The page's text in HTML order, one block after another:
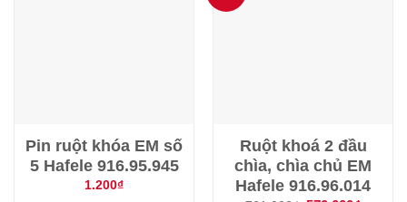
Pin ruột khóa EM số
5 Hafele 916.95.945
1.200₫
Ruột khoá 2 đầu
chìa, chìa chủ EM
Hafele 916.96.014